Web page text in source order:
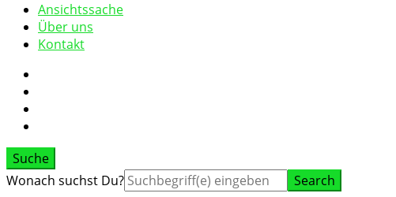
Ansichtssache
Über uns
Kontakt
Suche
Suche
Wonach suchst Du?